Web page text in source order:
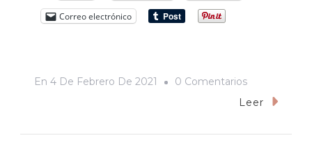
Correo electrónico
En 4 De Febrero De 2021 0 ComentariosEn
Vandalizan
Leer